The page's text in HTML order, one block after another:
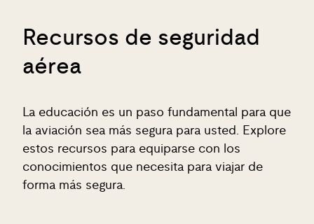
Recursos de seguridad
aérea
La educación es un paso fundamental para que
la aviación sea más segura para usted. Explore
estos recursos para equiparse con los
conocimientos que necesita para viajar de
forma más segura.